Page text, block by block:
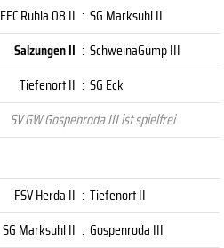
EFC Ruhla 08 II : SG Marksuhl II
Salzungen II : SchweinaGump III
Tiefenort II : SG Eck
SV GW Gospenroda III ist spielfrei
FSV Herda II : Tiefenort II
SG Marksuhl II : Gospenroda III